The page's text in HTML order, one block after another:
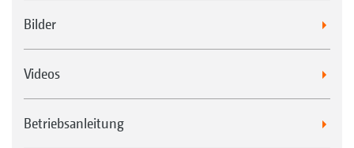
Bilder
Videos
Betriebsanleitung